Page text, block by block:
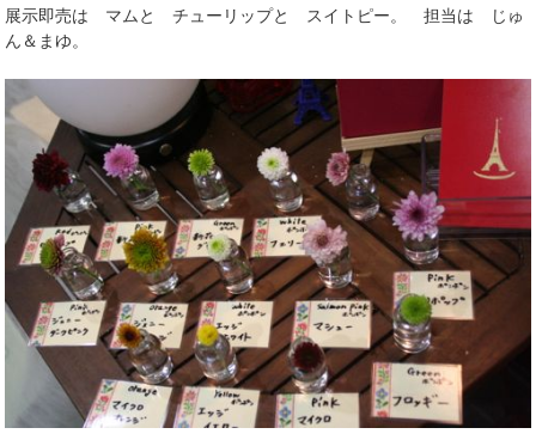
展示即売は マムと チューリップと スイトピー。 担当は じゅ
ん＆まゆ。